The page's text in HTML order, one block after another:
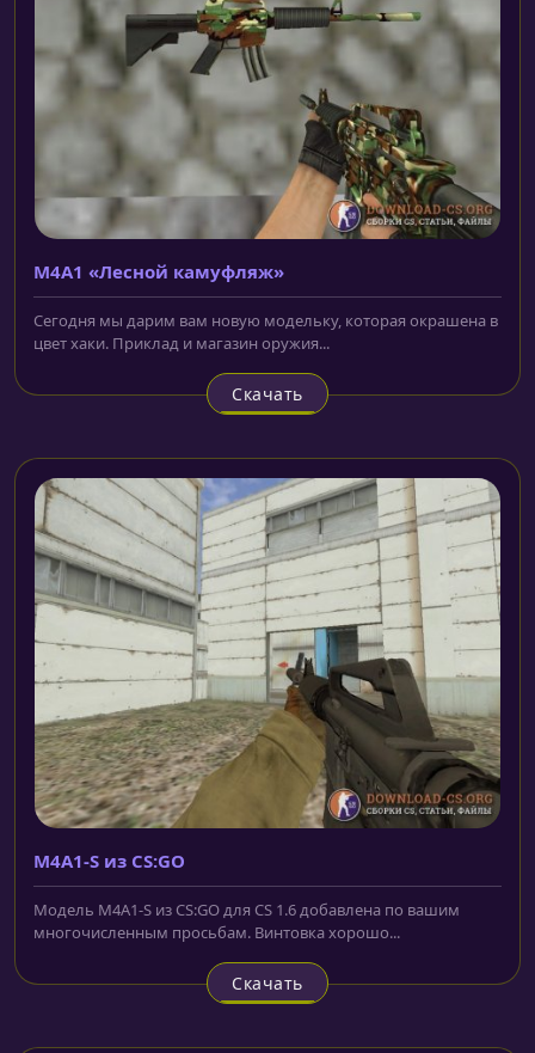
M4A1 «Лесной камуфляж»
Сегодня мы дарим вам новую модельку, которая окрашена в
цвет хаки. Приклад и магазин оружия...
Скачать
M4A1-S из CS:GO
Модель M4A1-S из CS:GO для CS 1.6 добавлена по вашим
многочисленным просьбам. Винтовка хорошо...
Скачать